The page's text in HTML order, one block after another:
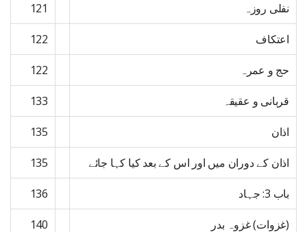
نفلی روزہ 121
اعتکاف 122
حج و عمرہ 122
قربانی و عقیقہ 133
اذان 135
اذان کے دوران میں اور اس کے بعد کیا کہا جائے 135
باب 3: جہاد 136
(غزوات) غزوہ بدر 140